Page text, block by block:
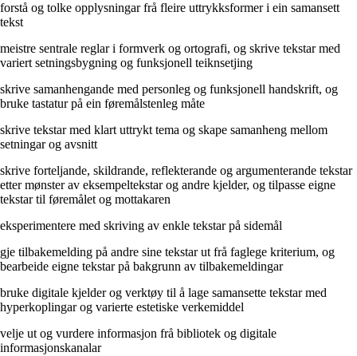
forstå og tolke opplysningar frå fleire uttrykksformer i ein samansett
tekst
meistre sentrale reglar i formverk og ortografi, og skrive tekstar med
variert setningsbygning og funksjonell teiknsetjing
skrive samanhengande med personleg og funksjonell handskrift, og
bruke tastatur på ein føremålstenleg måte
skrive tekstar med klart uttrykt tema og skape samanheng mellom
setningar og avsnitt
skrive forteljande, skildrande, reflekterande og argumenterande tekstar
etter mønster av eksempeltekstar og andre kjelder, og tilpasse eigne
tekstar til føremålet og mottakaren
eksperimentere med skriving av enkle tekstar på sidemål
gje tilbakemelding på andre sine tekstar ut frå faglege kriterium, og
bearbeide eigne tekstar på bakgrunn av tilbakemeldingar
bruke digitale kjelder og verktøy til å lage samansette tekstar med
hyperkoplingar og varierte estetiske verkemiddel
velje ut og vurdere informasjon frå bibliotek og digitale
informasjonskanalar